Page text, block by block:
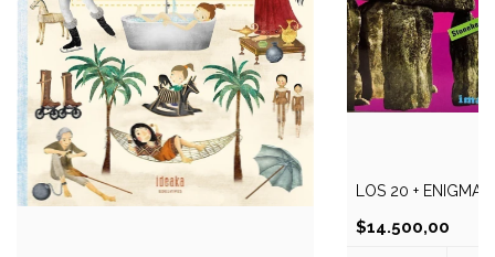
LOS 20 + ENIGMAS
$14.500,00